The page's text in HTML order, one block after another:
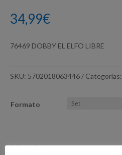
34,99€
76469 DOBBY EL ELFO LIBRE
SKU: 5702018063446 Categorías:
Formato
4 disponibles